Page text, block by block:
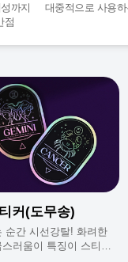
까지
점
대중적으로 사용
커(도무송)
순간 시선강탈! 화려한
러움이 특징이 스티커